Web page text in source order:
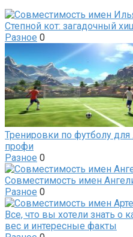
Степной кот: загадочный
Разное 0
Тренировки по футболу
профи
Разное 0
Совместимость имен
Разное 0
Все, что вы хотели знать
вес и интересные факты